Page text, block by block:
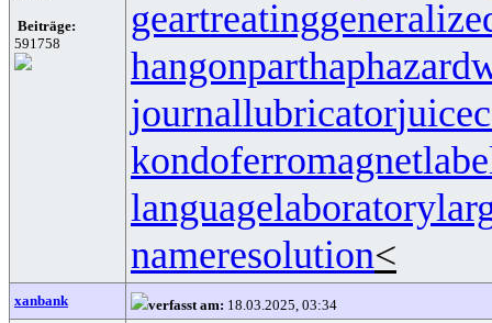
Beiträge:
591758
geartreating
hangonpart
journallubricator
kondoferromagnet
languagelaboratory
nameresolution<
xanbank verfasst am: 18.03.2025, 03:34